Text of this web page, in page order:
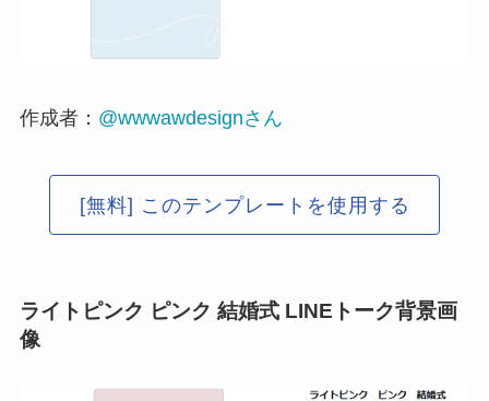
作成者： @wwwawdesignさん
[無料] このテンプレートを使用する
ライトピンク ピンク 結婚式 LINEトーク背景画
像